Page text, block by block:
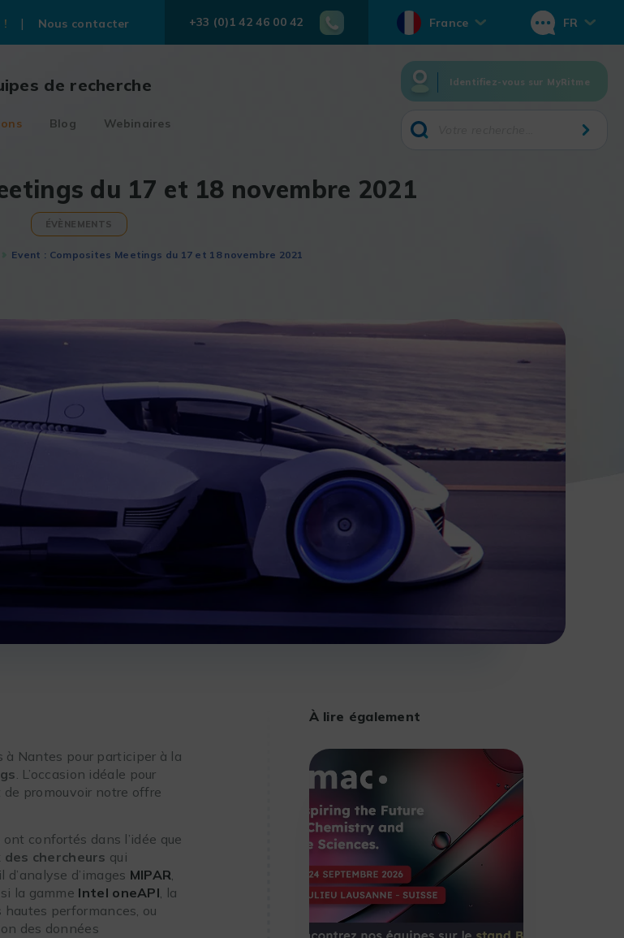
! Nous contacter +33 (0)1 42 46 00 42 France FR
de recherche
Blog Webinaires
Identifiez-vous sur MyRitme
du 17 et 18 novembre 2021
ÉVÈNEMENTS
Event : Composites Meetings du 17 et 18 novembre 2021
à Nantes pour participer à la
. L’occasion idéale pour
de promouvoir notre offre
confortés dans l’idée que
chercheurs qui
d’images MIPAR,
la gamme Intel oneAPI, la
performances, ou
des données
À lire également